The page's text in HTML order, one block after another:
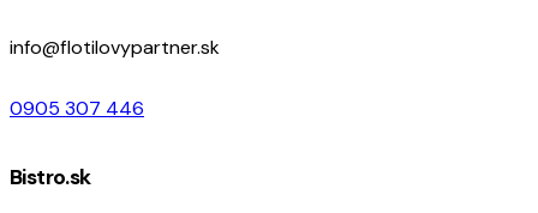
info@flotilovypartner.sk
0905 307 446
Bistro.sk